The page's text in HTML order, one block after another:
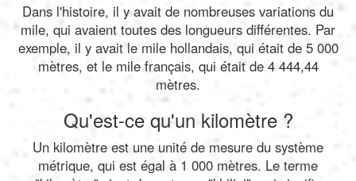
Dans l'histoire, il y avait de nombreuses variations du
mile, qui avaient toutes des longueurs différentes. Par
exemple, il y avait le mile hollandais, qui était de 5 000
mètres, et le mile français, qui était de 4 444,44
mètres.
Qu'est-ce qu'un kilomètre ?
Un kilomètre est une unité de mesure du système
métrique, qui est égal à 1 000 mètres. Le terme